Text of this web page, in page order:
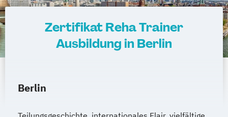
Zertifikat Reha Trainer
Ausbildung in Berlin
Berlin